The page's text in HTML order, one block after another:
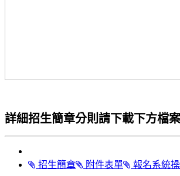
詳細招生簡章分則請下載下方檔案
招生簡章 附件表單 報名系統